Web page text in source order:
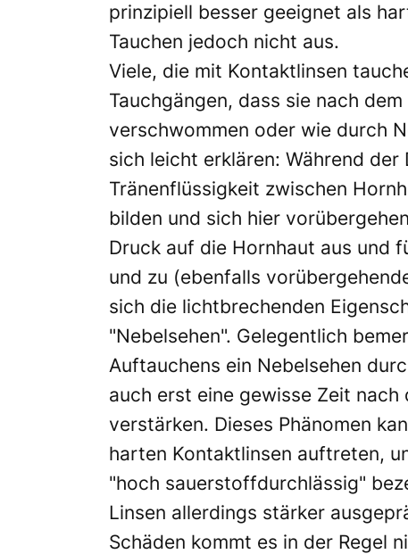
prinzipiell besser geeignet als
Tauchen jedoch nicht aus.
Viele, die mit Kontaktlinsen
Tauchgängen, dass sie nach
verschwommen oder wie durch
sich leicht erklären: Während
Tränenflüssigkeit zwischen
bilden und sich hier
Druck auf die Hornhaut aus und
und zu (ebenfalls
sich die lichtbrechenden
"Nebelsehen". Gelegentlich
Auftauchens ein Nebelsehen
auch erst eine gewisse Zeit
verstärken. Dieses Phänomen
harten Kontaktlinsen auftreten,
"hoch sauerstoffdurchlässig"
Linsen allerdings stärker
Schäden kommt es in der Regel